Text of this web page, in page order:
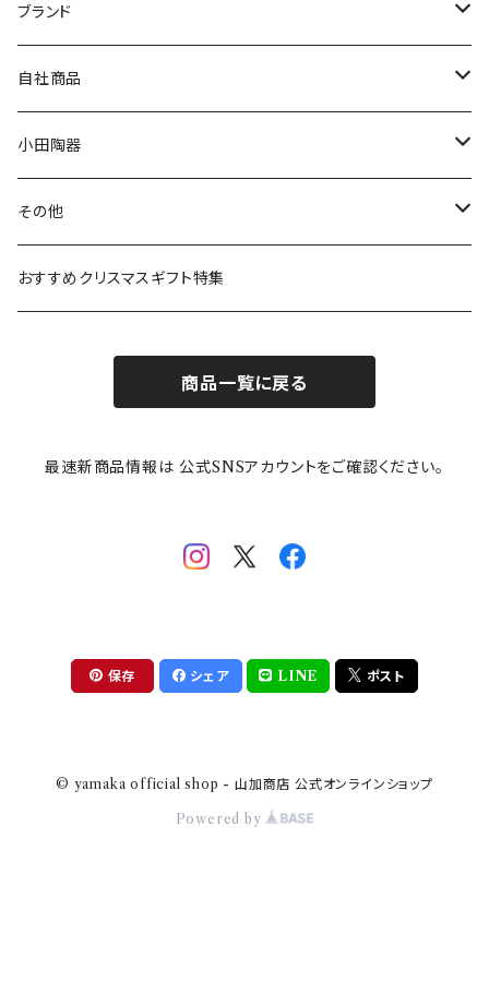
マグ＆カップ
プレート
ボウル
ガラスウェア
カトラリー
ムーミン
80th記念アイテム
リトルミイの日記念アイテム
MOOMIN ANIMATION
スヌーピー
ピーターラビット
ポケットモンスター
mofusand（モフサンド）
mofsand×日比谷花壇
ちびまる子ちゃんandクレヨンしんちゃん
ブランド
LA AMYS(エミーズ)
LISA LARSON(リサラーソン)
LAURA ASHLEY(ローラ アシュレイ)
Finlayson(フィンレイソン)
HANAE MORI(ハナエモリ)
THE BEATLES(ザ・ビートルズ)
【山加商店×yaeko】migratory bird
自社商品
ねこ企画
Cecera(セセラ)
CELEC(セレック)
隅切り重箱
HAPPY DINING(ハッピーダイニング)
小田陶器
さざなみ
吉祥
メイメイウェア
SoSo(ソソ）
その他
リサイクル食器
おすすめクリスマスギフト特集
商品一覧に戻る
最速新商品情報は 公式SNSアカウントをご確認ください。
保存 シェア LINE ポスト
© yamaka official shop - 山加商店 公式オンラインショップ
Powered by